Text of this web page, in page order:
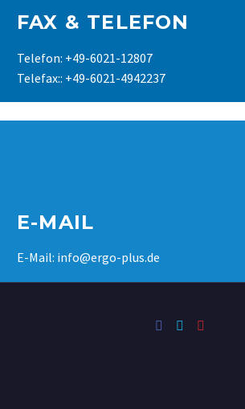
FAX & TELEFON
Telefon: +49-6021-12807
Telefax:: +49-6021-4942237
E-MAIL
E-Mail: info@ergo-plus.de